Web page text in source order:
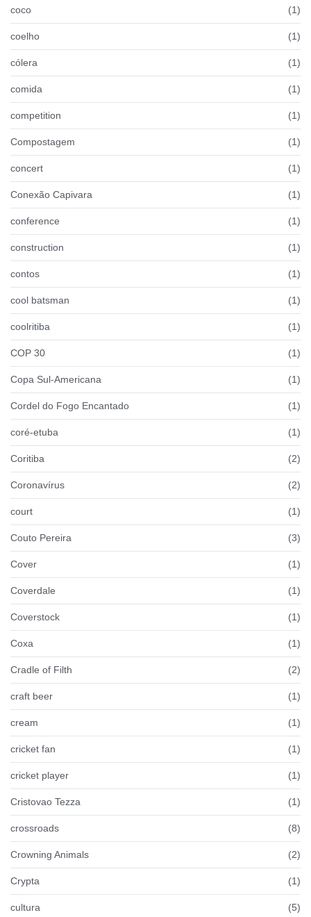
coco (1)
coelho (1)
cólera (1)
comida (1)
competition (1)
Compostagem (1)
concert (1)
Conexão Capivara (1)
conference (1)
construction (1)
contos (1)
cool batsman (1)
coolritiba (1)
COP 30 (1)
Copa Sul-Americana (1)
Cordel do Fogo Encantado (1)
coré-etuba (1)
Coritiba (2)
Coronavírus (2)
court (1)
Couto Pereira (3)
Cover (1)
Coverdale (1)
Coverstock (1)
Coxa (1)
Cradle of Filth (2)
craft beer (1)
cream (1)
cricket fan (1)
cricket player (1)
Cristovao Tezza (1)
crossroads (8)
Crowning Animals (2)
Crypta (1)
cultura (5)